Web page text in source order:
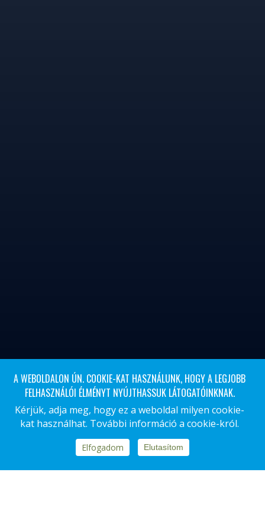
FROM GARBAGE DUMP TO NATIONAL
LANDMARK
A WEBOLDALON ÚN. COOKIE-KAT HASZNÁLUNK, HOGY A LEGJOBB
FELHASZNÁLÓI ÉLMÉNYT NYÚJTHASSUK LÁTOGATÓINKNAK.
Kérjük, adja meg, hogy ez a weboldal milyen cookie-
kat használhat. További információ a cookie-król.
Elfogadom Elutasítom